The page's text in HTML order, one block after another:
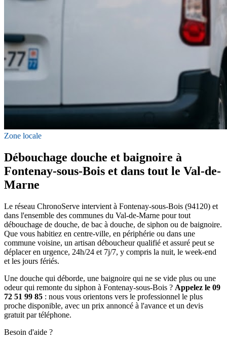
Zone locale
Débouchage douche et baignoire à
Fontenay-sous-Bois et dans tout le Val-de-
Marne
Le réseau ChronoServe intervient à Fontenay-sous-Bois (94120) et
dans l'ensemble des communes du Val-de-Marne pour tout
débouchage de douche, de bac à douche, de siphon ou de baignoire.
Que vous habitiez en centre-ville, en périphérie ou dans une
commune voisine, un artisan déboucheur qualifié et assuré peut se
déplacer en urgence, 24h/24 et 7j/7, y compris la nuit, le week-end
et les jours fériés.
Une douche qui déborde, une baignoire qui ne se vide plus ou une
odeur qui remonte du siphon à Fontenay-sous-Bois ? Appelez le 09
72 51 99 85 : nous vous orientons vers le professionnel le plus
proche disponible, avec un prix annoncé à l'avance et un devis
gratuit par téléphone.
Besoin d'aide ?